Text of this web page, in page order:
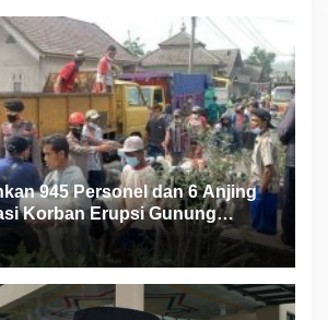
945 Personel dan 6 Anjing
Korban Erupsi Gunung